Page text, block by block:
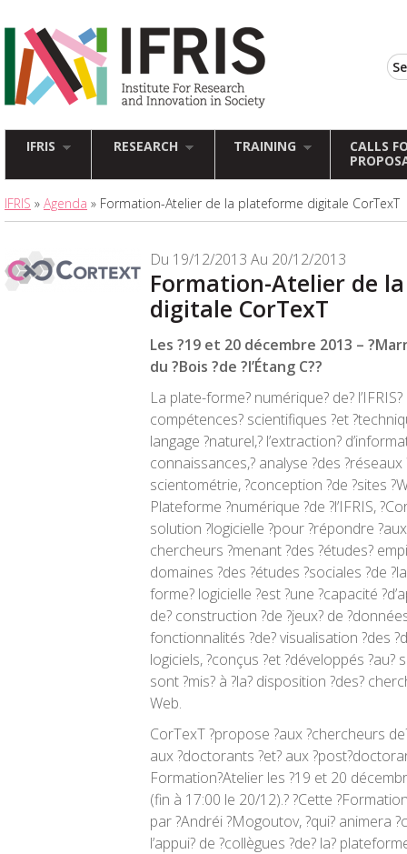
IFRIS RESEARCH TRAINING
CALLS
IFRIS » Agenda » Formation-Atelier de la plateforme digitale CorTexT
Du 19/12/2013 Au 20/12/2013
Formation-Atelier de
digitale CorTexT
Les ?19 et 20 décembre 2013 –
du ?Bois ?de ?l’Étang C??
La plate-forme? numérique? de?
compétences? scientifiques ?et
langage ?naturel,? l’extraction?
connaissances,? analyse ?des ?réseaux
scientométrie, ?conception ?de ?sites
Plateforme ?numérique ?de ?l’IFRIS,
solution ?logicielle ?pour ?répondre
chercheurs ?menant ?des ?études?
domaines ?des ?études ?sociales ?de
forme? logicielle ?est ?une ?capacité
de? construction ?de ?jeux? de
fonctionnalités ?de? visualisation ?des
logiciels, ?conçus ?et ?développés ?au?
sont ?mis? à ?la? disposition ?des?
Web.
CorTexT ?propose ?aux ?chercheurs
aux ?doctorants ?et? aux
Formation?Atelier les ?19 et 20
(fin à 17:00 le 20/12).? ?Cette
par ?Andréi ?Mogoutov, ?qui? animera
l’appui? de ?collègues ?de? la?